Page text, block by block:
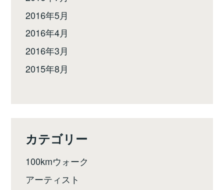
2016年5月
2016年4月
2016年3月
2015年8月
カテゴリー
100kmウォーク
アーティスト